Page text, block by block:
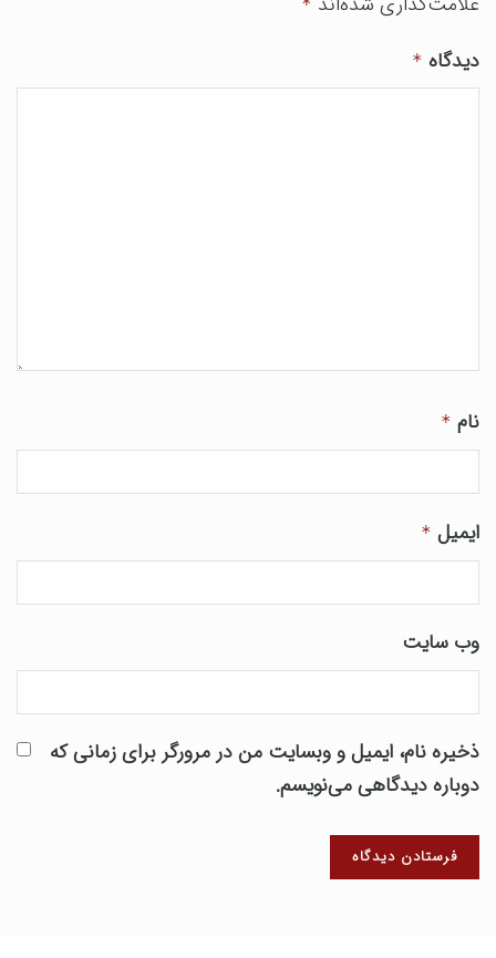
دیدگاه *
نام *
ایمیل *
وب‌ سایت
ذخیره نام، ایمیل و وبسایت من در مرورگر برای زمانی که
دوباره دیدگاهی می‌نویسم.